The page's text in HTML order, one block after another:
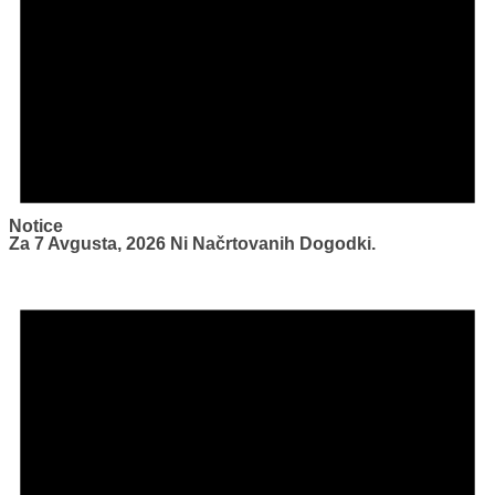
Notice
Za 7 Avgusta, 2026 Ni Načrtovanih Dogodki.